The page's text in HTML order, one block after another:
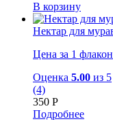
В корзину
Нектар для
Цена за 1
Оценка 5.00 из 5
(4)
350 Р
Подробнее